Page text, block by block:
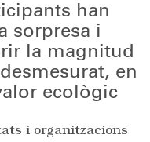
han
sorpresa i
la magnitud
en
ecològic
i organitzacions